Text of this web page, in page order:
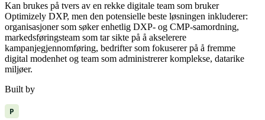
Kan brukes på tvers av en rekke digitale team som bruker
Optimizely DXP, men den potensielle beste løsningen inkluderer:
organisasjoner som søker enhetlig DXP- og CMP-samordning,
markedsføringsteam som tar sikte på å akselerere
kampanjegjennomføring, bedrifter som fokuserer på å fremme
digital modenhet og team som administrerer komplekse, datarike
miljøer.
Built by
P